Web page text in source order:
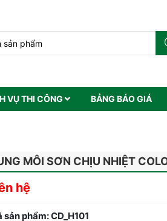
VỤ THI CÔNG BẢNG BÁO GIÁ
MÔI SƠN CHỊU NHIỆT
hệ
sản phẩm:CD_H101